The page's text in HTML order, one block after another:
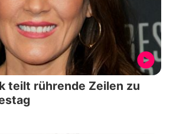
teilt rührende Zeilen zu